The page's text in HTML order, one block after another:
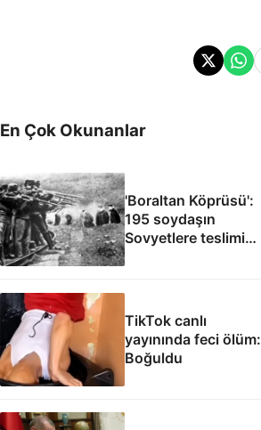
En Çok Okunanlar
'Boraltan Köprüsü':
195 soydaşın
Sovyetlere teslimi
Cüneyt Arkın’ın
TikTok canlı
yayınında feci ölüm:
Boğuldu